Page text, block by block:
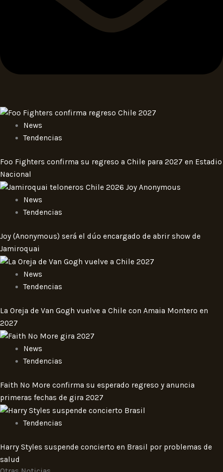
News
Tendencias
Foo Fighters confirma su regreso a Chile para 2027 en Estadio
Nacional
News
Tendencias
Joy (Anonymous) será el dúo encargado de abrir show de
Jamiroquai
News
Tendencias
La Oreja de Van Gogh vuelve a Chile con Amaia Montero en
2027
News
Tendencias
Faith No More confirma su esperado regreso y anuncia
primeras fechas de gira 2027
Tendencias
Harry Styles suspende concierto en Brasil por problemas de
salud